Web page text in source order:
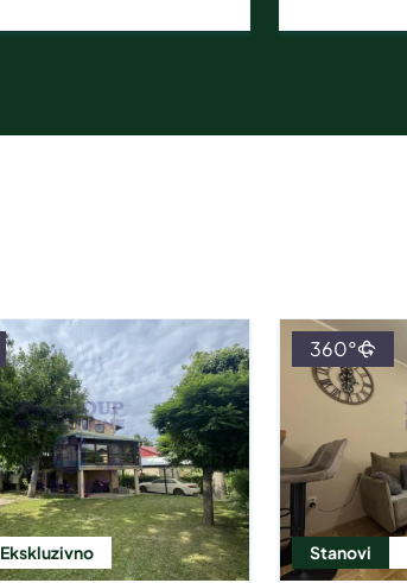
Ekskluzivno Stanovi
360°